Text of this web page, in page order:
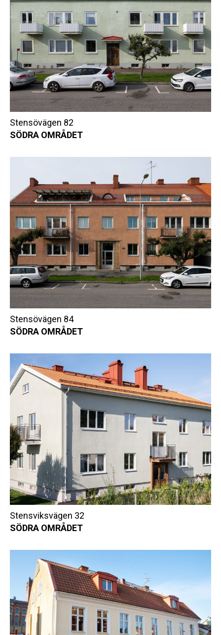
Stensövägen 82
SÖDRA OMRÅDET
Stensövägen 84
SÖDRA OMRÅDET
Stensviksvägen 32
SÖDRA OMRÅDET